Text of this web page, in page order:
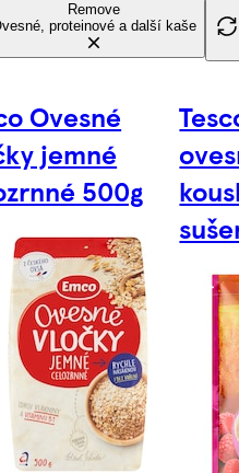
Remove
proteinové a další kaše
Ovesné
jemné
500g